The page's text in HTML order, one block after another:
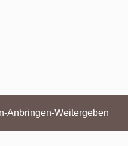
Anbringen-Weitergeben